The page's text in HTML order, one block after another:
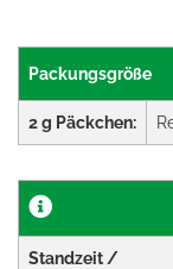
Packungsgröße
2 g Päckchen:
Standzeit /